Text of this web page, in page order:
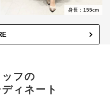
身長：155cm
フの
ィネート